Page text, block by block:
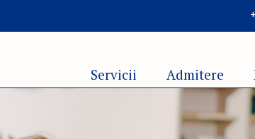
Servicii Admitere